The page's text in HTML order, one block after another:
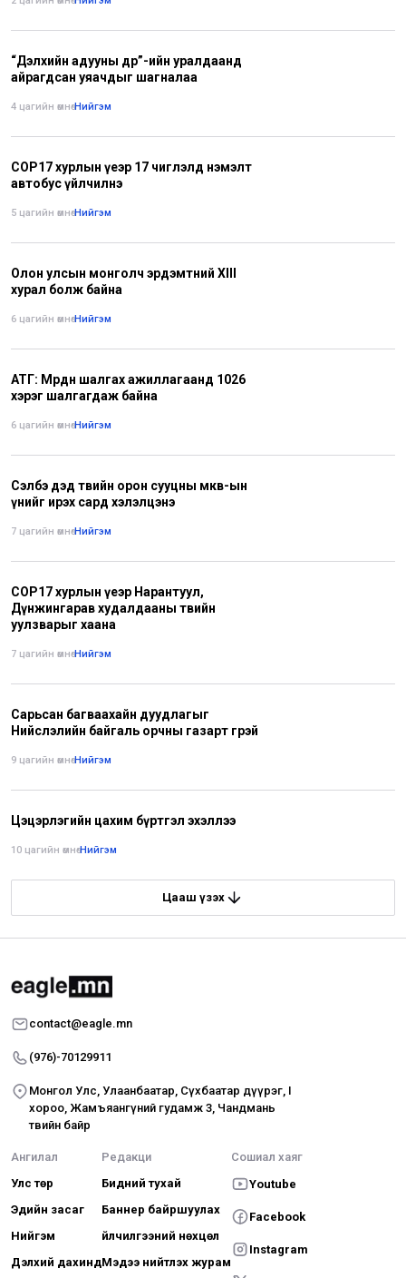
“Дэлхийн адууны өдөр”-ийн уралдаанд
айрагдсан уяачдыг шагналаа
4 цагийн өмнө•Нийгэм
COP17 хурлын үеэр 17 чиглэлд нэмэлт
автобус үйлчилнэ
5 цагийн өмнө•Нийгэм
Олон улсын монголч эрдэмтний XIII
хурал болж байна
6 цагийн өмнө•Нийгэм
АТГ: Мөрдөн шалгах ажиллагаанд 1026
хэрэг шалгагдаж байна
6 цагийн өмнө•Нийгэм
Сэлбэ дэд төвийн орон сууцны мкв-ын
үнийг ирэх сард хэлэлцэнэ
7 цагийн өмнө•Нийгэм
СОР17 хурлын үеэр Нарантуул,
Дүнжингарав худалдааны төвийн
уулзварыг хаана
7 цагийн өмнө•Нийгэм
Сарьсан багваахайн дуудлагыг
Нийслэлийн байгаль орчны газарт өгөөрэй
9 цагийн өмнө•Нийгэм
Цэцэрлэгийн цахим бүртгэл эхэллээ
10 цагийн өмнө•Нийгэм
Цааш үзэх
contact@eagle.mn
(976)-70129911
Монгол Улс, Улаанбаатар, Сүхбаатар дүүрэг, I
хороо, Жамъяангүний гудамж 3, Чандмань
төвийн байр
Ангилал
Улс төр
Эдийн засаг
Нийгэм
Дэлхий дахинд
Редакци
Бидний тухай
Баннер байршуулах
Үйлчилгээний нөхцөл
Мэдээ нийтлэх журам
Сошиал хаяг
Youtube
Facebook
Instagram